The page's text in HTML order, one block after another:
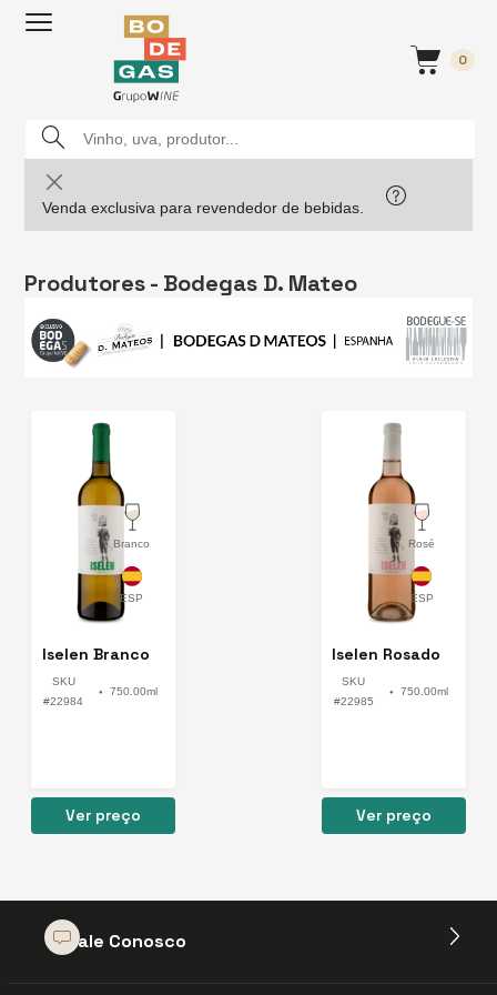
0
Venda exclusiva para revendedor de bebidas.
Produtores - Bodegas D. Mateo
Branco
Iselen Branco
SKU
#22984
● 750.00ml
Ver preço
Rosé
Iselen Rosado
SKU
#22985
● 750.00ml
Ver preço
Fale Conosco